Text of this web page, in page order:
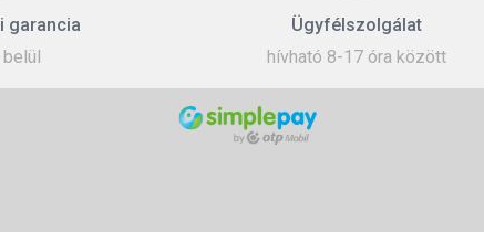
garancia
Ügyfélszolgálat
hívható 8-17 óra között